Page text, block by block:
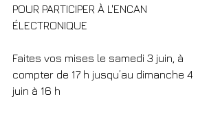
POUR PARTICIPER À L'ENCAN
ÉLECTRONIQUE
Faites vos mises le samedi 3 juin, à
compter de 17 h jusqu’au dimanche 4
juin à 16 h